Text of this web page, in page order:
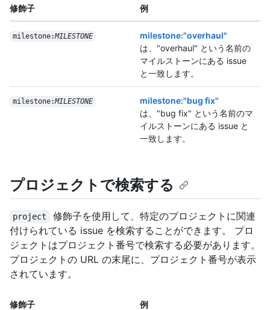
修飾子 例
milestone:MILESTONE
milestone:"overhaul"
は、"overhaul" という名前の
マイルストーンにある issue
と一致します。
milestone:MILESTONE
milestone:"bug fix"
は、"bug fix" という名前のマ
イルストーンにある issue と
一致します。
プロジェクトで検索する
project
修飾子を使用して、特定のプロジェクトに関連
付けられている issue を検索することができます。 プロ
ジェクトはプロジェクト番号で検索する必要があります。
プロジェクトの URL の末尾に、プロジェクト番号が表示
されています。
修飾子 例